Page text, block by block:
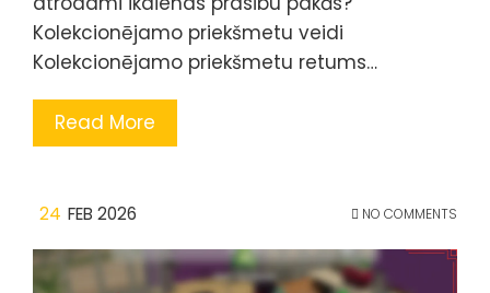
Kolekcionējamo priekšmetu veidi
Kolekcionējamo priekšmetu retums…
Read More
24 FEB 2026 NO COMMENTS